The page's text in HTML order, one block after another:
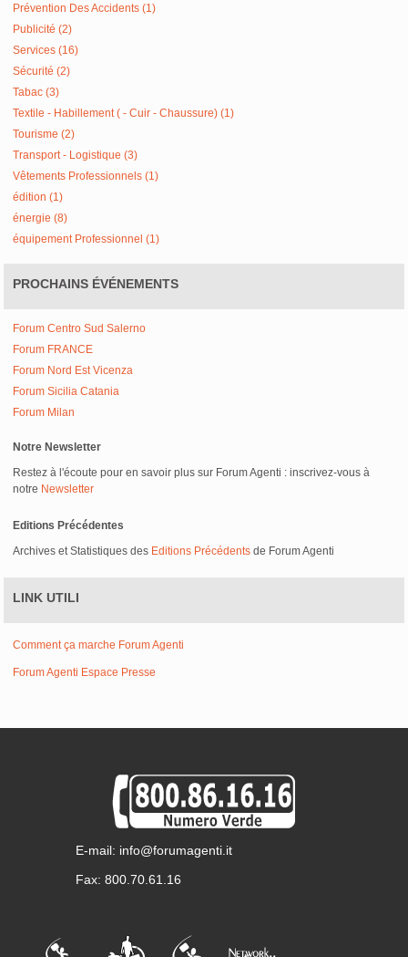
Prévention Des Accidents (1)
Publicité (2)
Services (16)
Sécurité (2)
Tabac (3)
Textile - Habillement ( - Cuir - Chaussure) (1)
Tourisme (2)
Transport - Logistique (3)
Vêtements Professionnels (1)
édition (1)
énergie (8)
équipement Professionnel (1)
PROCHAINS ÉVÉNEMENTS
Forum Centro Sud Salerno
Forum FRANCE
Forum Nord Est Vicenza
Forum Sicilia Catania
Forum Milan
Notre Newsletter
Restez à l'écoute pour en savoir plus sur Forum Agenti : inscrivez-vous à
notre Newsletter
Editions Précédentes
Archives et Statistiques des Editions Précédents de Forum Agenti
LINK UTILI
Comment ça marche Forum Agenti
Forum Agenti Espace Presse
E-mail: info@forumagenti.it
Fax: 800.70.61.16